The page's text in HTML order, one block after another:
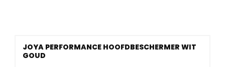
JOYA PERFORMANCE HOOFDBESCHERMER WIT
GOUD